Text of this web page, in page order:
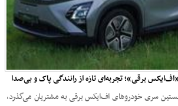
برقی»؛ تجربه‌ای تازه از رانندگی پاک و بی‌صدا
سری خودروهای اف‌ایکس برقی به مشتریان می‌گذرد،